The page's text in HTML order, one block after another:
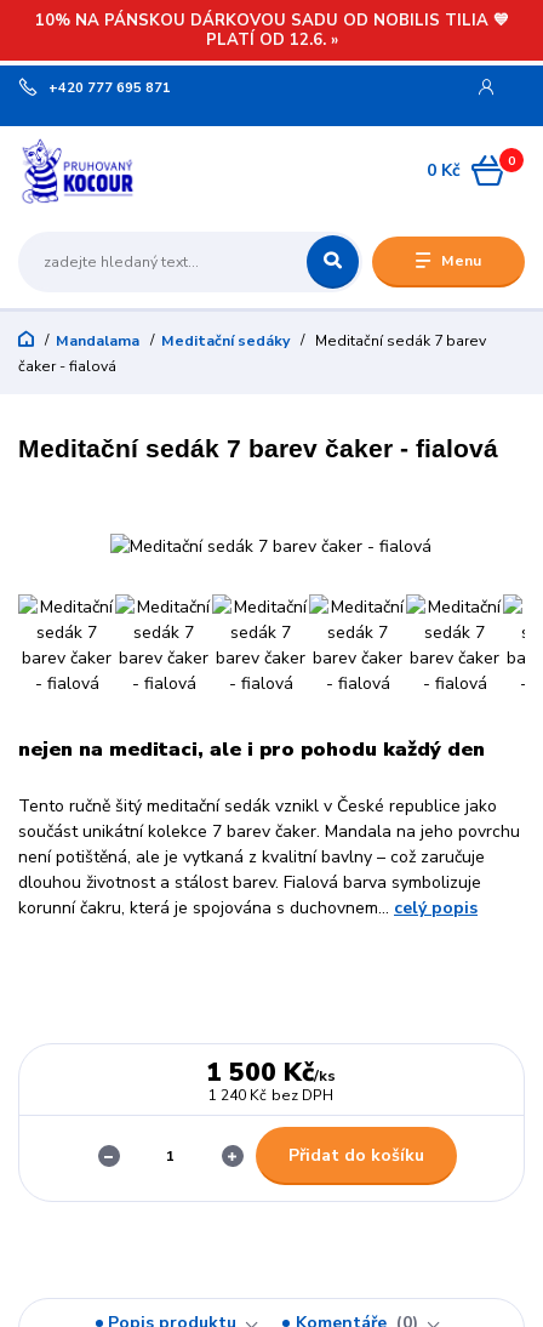
10% NA PÁNSKOU DÁRKOVOU SADU OD NOBILIS TILIA 💙
PLATÍ OD 12.6. »
Menu
+420 777 695 871
0
0 Kč
Mandalama Meditační sedáky
Meditační sedák 7 barev
čaker - fialová
Meditační sedák 7 barev čaker - fialová
nejen na meditaci, ale i pro pohodu každý den
Tento ručně šitý meditační sedák vznikl v České republice jako
součást unikátní kolekce 7 barev čaker. Mandala na jeho povrchu
není potištěná, ale je vytkaná z kvalitní bavlny – což zaručuje
dlouhou životnost a stálost barev. Fialová barva symbolizuje
korunní čakru, která je spojována s duchovnem... celý popis
1 500 Kč/ks
1 240 Kč bez DPH
Přidat do košíku